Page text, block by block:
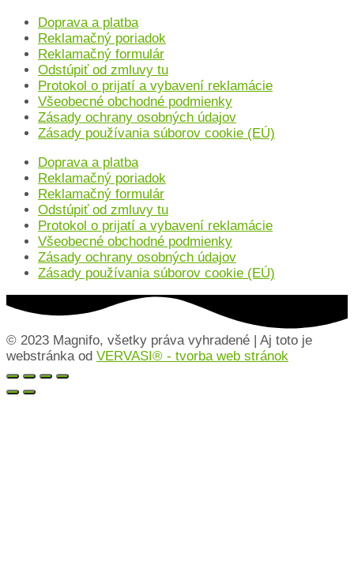
Doprava a platba
Reklamačný poriadok
Reklamačný formulár
Odstúpiť od zmluvy tu
Protokol o prijatí a vybavení reklamácie
Všeobecné obchodné podmienky
Zásady ochrany osobných údajov
Zásady používania súborov cookie (EÚ)
Doprava a platba
Reklamačný poriadok
Reklamačný formulár
Odstúpiť od zmluvy tu
Protokol o prijatí a vybavení reklamácie
Všeobecné obchodné podmienky
Zásady ochrany osobných údajov
Zásady používania súborov cookie (EÚ)
© 2023 Magnifo, všetky práva vyhradené | Aj toto je
webstránka od VERVASI® - tvorba web stránok